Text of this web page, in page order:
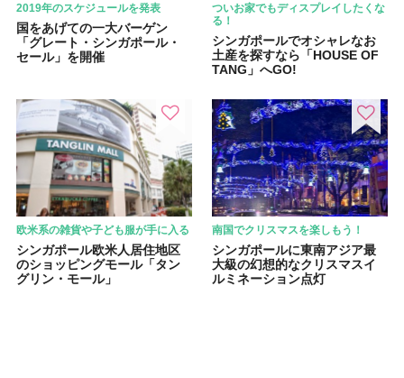
2019年のスケジュールを発表
国をあげての一大バーゲン
「グレート・シンガポール・
セール」を開催
ついお家でもディスプレイしたくな
る！
シンガポールでオシャレなお
土産を探すなら「HOUSE OF
TANG」へGO!
欧米系の雑貨や子ども服が手に入る
シンガポール欧米人居住地区
のショッピングモール「タン
グリン・モール」
南国でクリスマスを楽しもう！
シンガポールに東南アジア最
大級の幻想的なクリスマスイ
ルミネーション点灯